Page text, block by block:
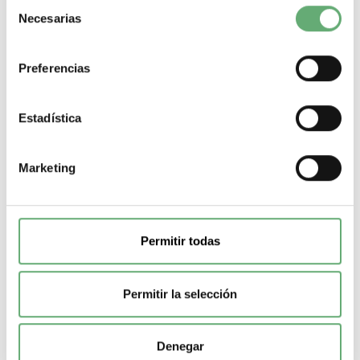
Necesarias
Preferencias
Estadística
Marketing
Permitir todas
Permitir la selección
Denegar
En el mercado de la Unión Europea. el producto debe
desecharse de acuerdo con un sistema de recolección
Descarga la ficha tecnica
haciendo click en el icono.